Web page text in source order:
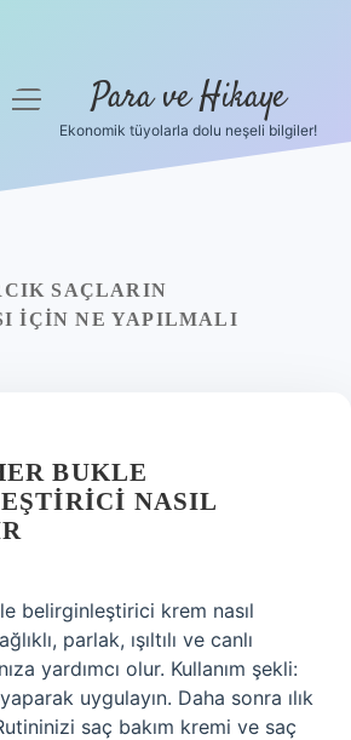
menüyü
Para ve Hikaye
Ekonomik tüyolarla dolu neşeli bilgiler!
SAÇLARIN
IÇIN NE YAPILMALI
BUKLE
NASIL
belirginleştirici krem nasıl
parlak, ışıltılı ve canlı
yardımcı olur. Kullanım şekli:
uygulayın. Daha sonra ılık
saç bakım kremi ve saç